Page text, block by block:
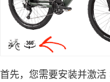
首先，您需要安装并激活